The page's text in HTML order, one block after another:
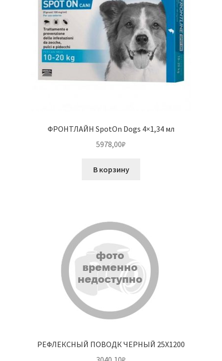
ФРОНТЛАЙН SpotOn Dogs 4×1,34 мл
5978,00₽
В корзину
РЕФЛЕКСНЫЙ ПОВОДК ЧЕРНЫЙ 25X1200